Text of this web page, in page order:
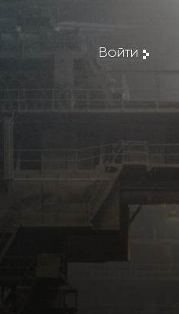
Войти